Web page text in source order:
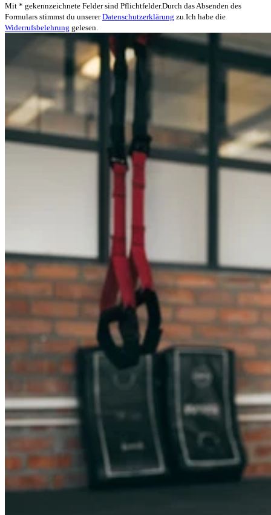
Mit * gekennzeichnete Felder sind Pflichtfelder.Durch das Absenden des
Formulars stimmst du unserer Datenschutzerklärung zu. Ich habe die
Widerrufsbelehrung gelesen.